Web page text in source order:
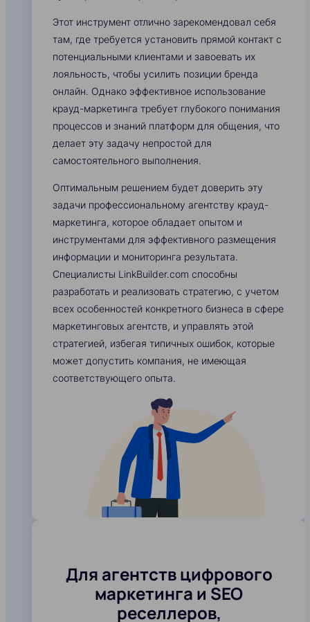
Этот инструмент отлично зарекомендовал себя
там, где требуется установить прямой контакт с
потенциальными клиентами и завоевать их
лояльность, чтобы усилить позиции бренда
онлайн. Однако эффективное использование
крауд-маркетинга требует глубокого понимания
процессов и знаний платформ для общения, что
делает эту задачу непростой для
самостоятельного выполнения.
Оптимальным решением будет доверить эту
задачи профессиональному агентству крауд-
маркетинга, которое обладает опытом и
инструментами для эффективного размещения
информации и мониторинга результата.
Специалисты LinkBuilder.com способны
разработать и реализовать стратегию, с учетом
всех особенностей конкретного бизнеса в сфере
маркетинговых агентств, и управлять этой
стратегией, избегая типичных ошибок, которые
может допустить компания, не имеющая
соответствующего опыта.
Для агентств цифрового
маркетинга и SEO
реселлеров,